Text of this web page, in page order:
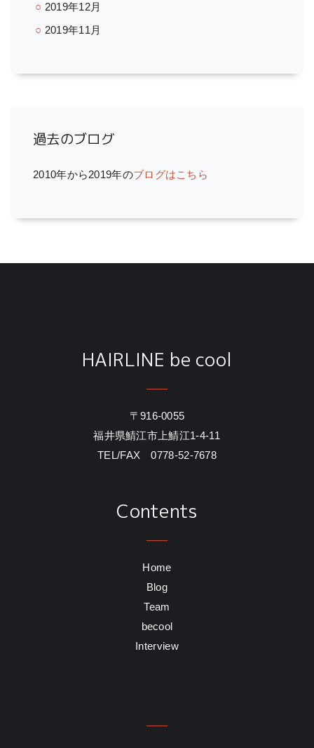
2019年12月
2019年11月
過去のブログ
2010年から2019年のブログはこちら
HAIRLINE be cool
〒916-0055
福井県鯖江市上鯖江1-4-11
TEL/FAX 0778-52-7678
Contents
Home
Blog
Team
becool
Interview